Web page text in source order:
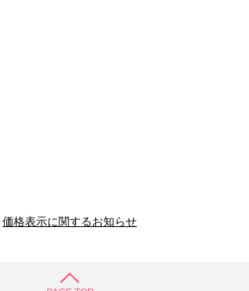
価格表示に関するお知らせ